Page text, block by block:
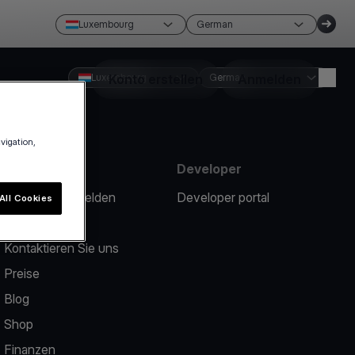
Luxembourg German
Konto erstellen Anmelden
Luxembourg German
Ein Problem melden
Kontaktieren Sie uns
Preise
Blog
Shop
Finanzen
Developer
Developer portal
Cookies